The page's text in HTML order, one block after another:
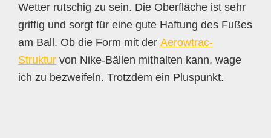
Wetter rutschig zu sein. Die Oberfläche ist sehr
griffig und sorgt für eine gute Haftung des Fußes
am Ball. Ob die Form mit der Aerowtrac-
Struktur von Nike-Bällen mithalten kann, wage
ich zu bezweifeln. Trotzdem ein Pluspunkt.